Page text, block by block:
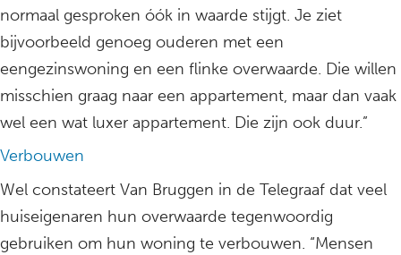
normaal gesproken óók in waarde stijgt. Je ziet
bijvoorbeeld genoeg ouderen met een
eengezinswoning en een flinke overwaarde. Die willen
misschien graag naar een appartement, maar dan vaak
wel een wat luxer appartement. Die zijn ook duur.”
Verbouwen
Wel constateert Van Bruggen in de Telegraaf dat veel
huiseigenaren hun overwaarde tegenwoordig
gebruiken om hun woning te verbouwen. “Mensen